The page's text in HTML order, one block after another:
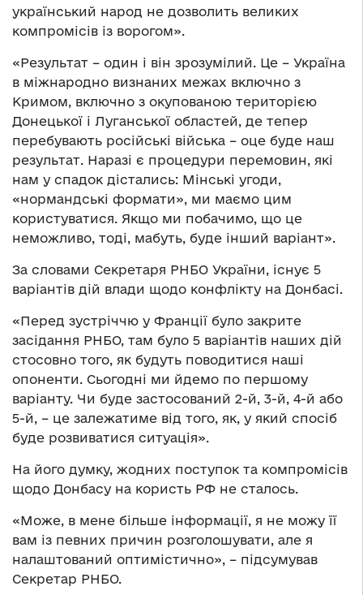
український народ не дозволить великих
компромісів із ворогом».
«Результат – один і він зрозумілий. Це – Україна
в міжнародно визнаних межах включно з
Кримом, включно з окупованою територією
Донецької і Луганської областей, де тепер
перебувають російські війська – оце буде наш
результат. Наразі є процедури перемовин, які
нам у спадок дістались: Мінські угоди,
«нормандські формати», ми маємо цим
користуватися. Якщо ми побачимо, що це
неможливо, тоді, мабуть, буде інший варіант».
За словами Секретаря РНБО України, існує 5
варіантів дій влади щодо конфлікту на Донбасі.
«Перед зустріччю у Франції було закрите
засідання РНБО, там було 5 варіантів наших дій
стосовно того, як будуть поводитися наші
опоненти. Сьогодні ми йдемо по першому
варіанту. Чи буде застосований 2-й, 3-й, 4-й або
5-й, – це залежатиме від того, як, у який спосіб
буде розвиватися ситуація».
На його думку, жодних поступок та компромісів
щодо Донбасу на користь РФ не сталось.
«Може, в мене більше інформації, я не можу її
вам із певних причин розголошувати, але я
налаштований оптимістично», – підсумував
Секретар РНБО.